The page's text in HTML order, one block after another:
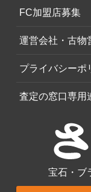
FC加盟店募集
運営会社・古物
プライバシーポ
査定の窓口専用
宝石・ブ